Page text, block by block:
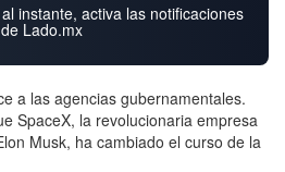
instante, activa las notificaciones
de Lado.mx
a las agencias gubernamentales.
SpaceX, la revolucionaria empresa
Musk, ha cambiado el curso de la